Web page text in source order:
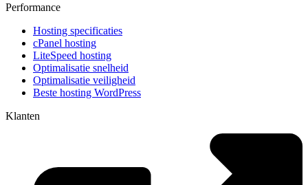
Performance
Hosting specificaties
cPanel hosting
LiteSpeed hosting
Optimalisatie snelheid
Optimalisatie veiligheid
Beste hosting WordPress
Klanten